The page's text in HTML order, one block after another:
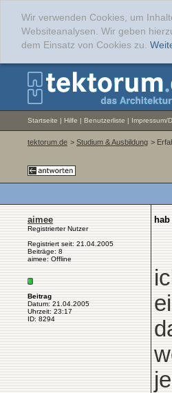
Wir verwenden Cookies, um
Websiteanalysen. Wir geben
dem Einsatz von Cookies zu.
Startseite | Hilfe | Benutzerliste | Impressum/
tektorum.de > Studium & Ausbildung >
aimee
Registrierter Nutzer
Registriert seit: 21.04.2005
Beiträge: 8
aimee: Offline
Beitrag
Datum: 21.04.2005
Uhrzeit: 23:17
ID: 8294